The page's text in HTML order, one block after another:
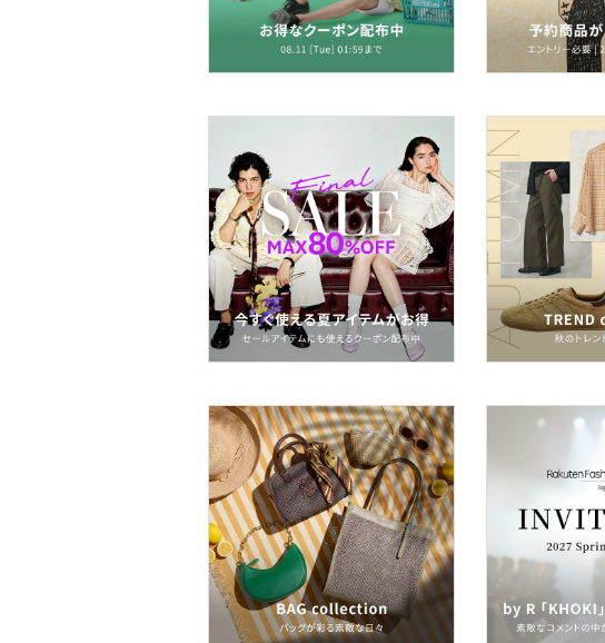
ー用品
スーツ・フォーマル
水着・スイムグッズ
着物・浴衣・和装小物
ベースメイク
メイクアップ
ネイル
ボディケア・オーラルケ